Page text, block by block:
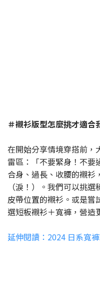
＃襯衫版型怎麼挑才適合
在開始分享情境穿搭前，
雷區：「不要緊身！不要
合身、過長、收腰的襯衫
（淚！）。我們可以挑
皮帶位置的襯衫。或是嘗
選短板襯衫＋寬褲，營造
延伸閱讀：2024 日系寬